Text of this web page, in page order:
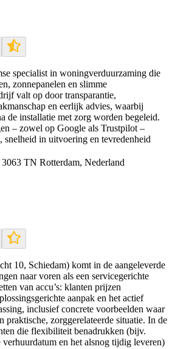
specialist in woningverduurzaming die
zonnepanelen en slimme
valt op door transparantie,
en eerlijk advies, waarbij
de installatie met zorg worden begeleid.
– zowel op Google als Trustpilot –
snelheid in uitvoering en tevredenheid
TN Rotterdam, Nederland
10, Schiedam) komt in de aangeleverde
naar voren als een servicegerichte
van accu’s: klanten prijzen
aanpak en het actief
inclusief concrete voorbeelden waar
praktische, zorggerelateerde situatie. In de
die flexibiliteit benadrukken (bijv.
verhuurdatum en het alsnog tijdig leveren)